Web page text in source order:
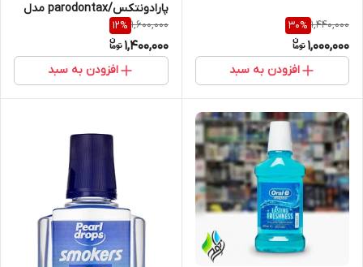
1,440,000
30%
1,000,000
افزودن به سبد
پارادونتکس/parodontax مدل
محافظت فعال حجم 500میل
1,600,000
12%
1,400,000
افزودن به سبد